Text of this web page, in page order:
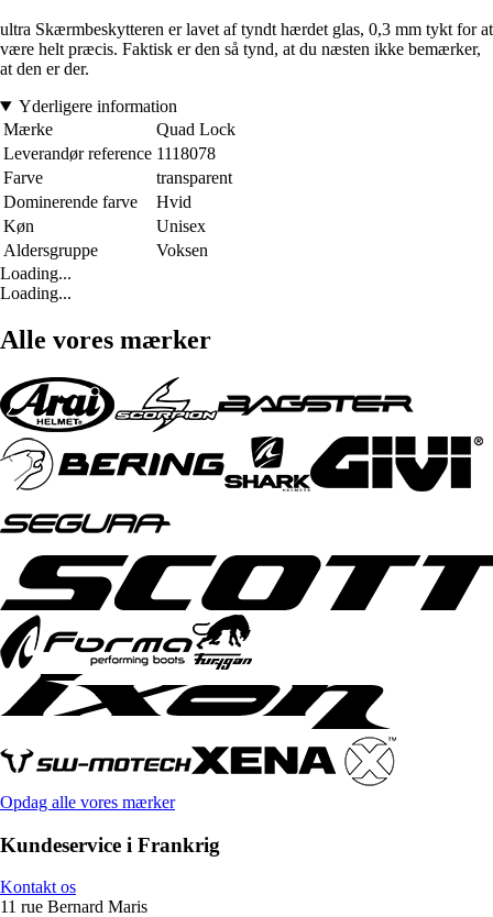
ultra Skærmbeskytteren er lavet af tyndt hærdet glas, 0,3 mm tykt for at
være helt præcis. Faktisk er den så tynd, at du næsten ikke bemærker,
at den er der.
Yderligere information
Mærke
Quad Lock
Leverandør reference 1118078
Farve
transparent
Dominerende farve
Hvid
Køn
Unisex
Aldersgruppe
Voksen
Loading...
Loading...
Alle vores mærker
Opdag alle vores mærker
Kundeservice i Frankrig
Kontakt os
11 rue Bernard Maris